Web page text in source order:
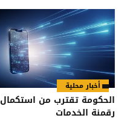
أخبار محلية
الحكومة تقترب من استكمال
رقمنة الخدمات